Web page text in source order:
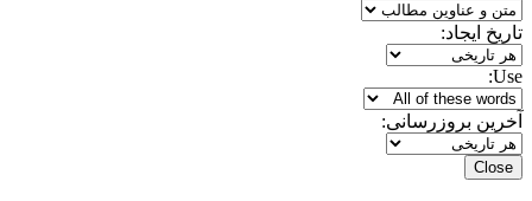
تاریخ ایجاد:
Use:
آخرین بروزرسانی:
Close